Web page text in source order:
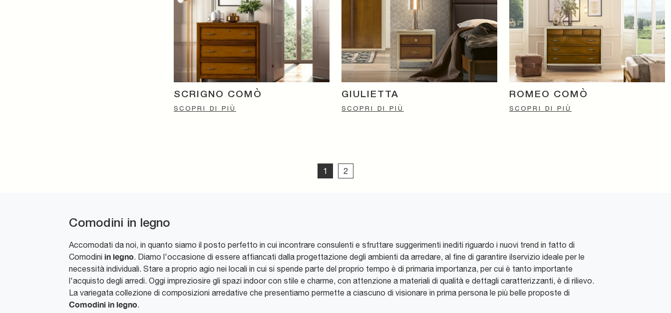
SCRIGNO COMÒ
SCOPRI DI PIÙ
GIULIETTA
SCOPRI DI PIÙ
ROMEO COMÒ
SCOPRI DI PIÙ
1 2
Comodini in legno
Accomodati da noi, in quanto siamo il posto perfetto in cui incontrare consulenti e sfruttare suggerimenti inediti riguardo i nuovi trend in fatto di
Comodini in legno. Diamo l'occasione di essere affiancati dalla progettazione degli ambienti da arredare, al fine di garantire ilservizio ideale per le
necessità individuali. Stare a proprio agio nei locali in cui si spende parte del proprio tempo è di primaria importanza, per cui è tanto importante
l'acquisto degli arredi. Oggi impreziosire gli spazi indoor con stile e charme, con attenzione a materiali di qualità e dettagli caratterizzanti, è di rilievo.
La variegata collezione di composizioni arredative che presentiamo permette a ciascuno di visionare in prima persona le più belle proposte di
Comodini in legno.